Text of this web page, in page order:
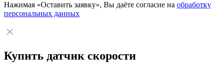
Нажимая «Оставить заявку», Вы даёте согласие на обработку
персональных данных
Купить датчик скорости